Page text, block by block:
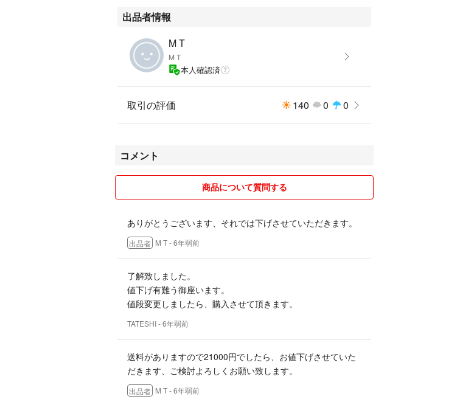
出品者情報
M T
M T
本人確認済
取引の評価 140 0 0
コメント
商品について質問する
ありがとうございます、それでは下げさせていただきます。
出品者 M T- 6年弱前
了解致しました。
値下げ有難う御座います。
値段変更しましたら、購入させて頂きます。
TATESHI- 6年弱前
送料がありますので21000円でしたら、お値下げさせていた
だきます、ご検討よろしくお願い致します。
出品者 M T- 6年弱前